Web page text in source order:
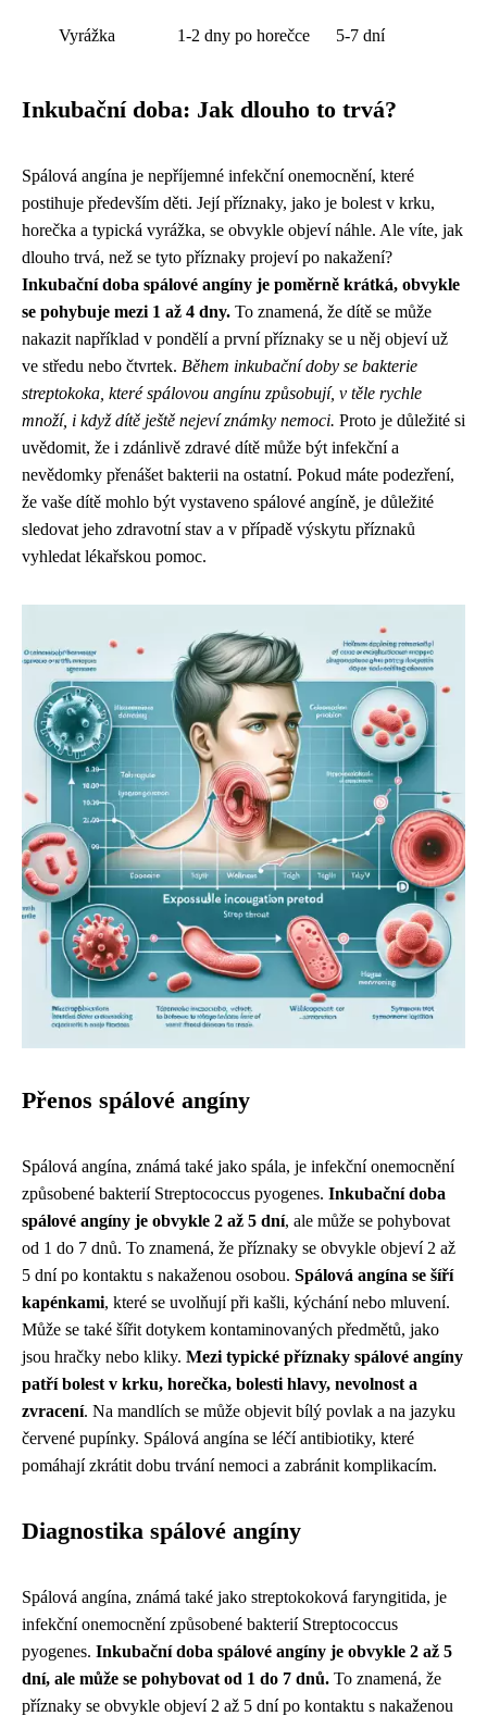
Vyrážka 1-2 dny po horečce 5-7 dní
Inkubační doba: Jak dlouho to trvá?
Spálová angína je nepříjemné infekční onemocnění, které
postihuje především děti. Její příznaky, jako je bolest v krku,
horečka a typická vyrážka, se obvykle objeví náhle. Ale víte, jak
dlouho trvá, než se tyto příznaky projeví po nakažení?
Inkubační doba spálové angíny je poměrně krátká, obvykle
se pohybuje mezi 1 až 4 dny. To znamená, že dítě se může
nakazit například v pondělí a první příznaky se u něj objeví už
ve středu nebo čtvrtek. Během inkubační doby se bakterie
streptokoka, které spálovou angínu způsobují, v těle rychle
množí, i když dítě ještě nejeví známky nemoci. Proto je důležité si
uvědomit, že i zdánlivě zdravé dítě může být infekční a
nevědomky přenášet bakterii na ostatní. Pokud máte podezření,
že vaše dítě mohlo být vystaveno spálové angíně, je důležité
sledovat jeho zdravotní stav a v případě výskytu příznaků
vyhledat lékařskou pomoc.
Přenos spálové angíny
Spálová angína, známá také jako spála, je infekční onemocnění
způsobené bakterií Streptococcus pyogenes. Inkubační doba
spálové angíny je obvykle 2 až 5 dní, ale může se pohybovat
od 1 do 7 dnů. To znamená, že příznaky se obvykle objeví 2 až
5 dní po kontaktu s nakaženou osobou. Spálová angína se šíří
kapénkami, které se uvolňují při kašli, kýchání nebo mluvení.
Může se také šířit dotykem kontaminovaných předmětů, jako
jsou hračky nebo kliky. Mezi typické příznaky spálové angíny
patří bolest v krku, horečka, bolesti hlavy, nevolnost a
zvracení. Na mandlích se může objevit bílý povlak a na jazyku
červené pupínky. Spálová angína se léčí antibiotiky, které
pomáhají zkrátit dobu trvání nemoci a zabránit komplikacím.
Diagnostika spálové angíny
Spálová angína, známá také jako streptokoková faryngitida, je
infekční onemocnění způsobené bakterií Streptococcus
pyogenes. Inkubační doba spálové angíny je obvykle 2 až 5
dní, ale může se pohybovat od 1 do 7 dnů. To znamená, že
příznaky se obvykle objeví 2 až 5 dní po kontaktu s nakaženou